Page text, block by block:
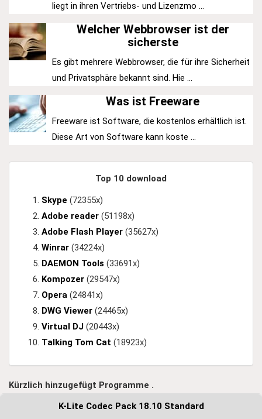
liegt in ihren Vertriebs- und Lizenzmo ...
Welcher Webbrowser ist der
sicherste
Es gibt mehrere Webbrowser, die für ihre Sicherheit
und Privatsphäre bekannt sind. Hie ...
Was ist Freeware
Freeware ist Software, die kostenlos erhältlich ist.
Diese Art von Software kann koste ...
Top 10 download
Skype (72355x)
Adobe reader (51198x)
Adobe Flash Player (35627x)
Winrar (34224x)
DAEMON Tools (33691x)
Kompozer (29547x)
Opera (24841x)
DWG Viewer (24465x)
Virtual DJ (20443x)
Talking Tom Cat (18923x)
Kürzlich hinzugefügt Programme .
K-Lite Codec Pack 18.10 Standard